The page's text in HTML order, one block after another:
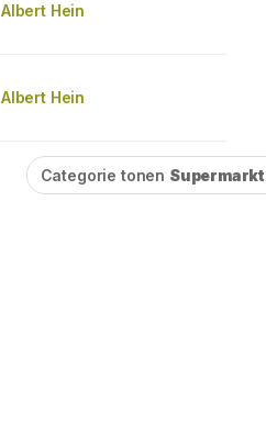
Albert Hein
Albert Hein
Categorie tonen